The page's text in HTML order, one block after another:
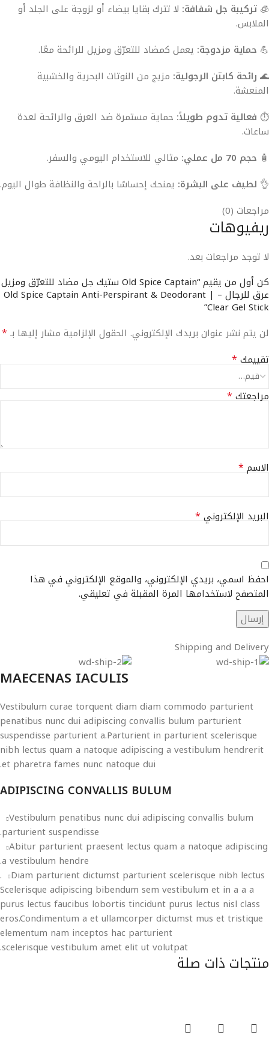
🧊 تركيبة جل شفافة: لا تترك بقايا بيضاء أو لزوجة على الجلد أو
الملابس.
💪 حماية مزدوجة: يعمل كمضاد للتعرّق ومزيل للرائحة معًا.
🌊 رائحة كابتن الرجولية: مزيج من النوتات البحرية والخشبية
المنعشة.
⏱️ فعالية تدوم طويلاً: حماية مستمرة ضد العرق والرائحة لعدة
ساعات.
🧴 حجم 70 مل عملي:
مثالي للاستخدام اليومي والسفر.
👌 لطيف على البشرة: يمنحك إحساسًا بالراحة والنظافة طوال اليوم.
مراجعات (0)
ريفيوهات
لا توجد مراجعات بعد.
كن أول من يقيم “Old Spice Captain ستيك جل مضاد للتعرّق ومزيل
عرق للرجال – | Old Spice Captain Anti-Perspirant & Deodorant
Clear Gel Stick”
لن يتم نشر عنوان بريدك الإلكتروني. الحقول الإلزامية مشار إليها بـ *
تقييمك*
مراجعتك*
الاسم*
البريد الإلكتروني*
احفظ اسمي، بريدي الإلكتروني، والموقع الإلكتروني في هذا
المتصفح لاستخدامها المرة المقبلة في تعليقي.
Shipping and Delivery
MAECENAS IACULIS
Vestibulum curae torquent diam diam commodo parturient
penatibus nunc dui adipiscing convallis bulum parturient
suspendisse parturient a.Parturient in parturient scelerisque
nibh lectus quam a natoque adipiscing a vestibulum hendrerit
et pharetra fames nunc natoque dui.
ADIPISCING CONVALLIS BULUM
Vestibulum penatibus nunc dui adipiscing convallis bulum
parturient suspendisse.
Abitur parturient praesent lectus quam a natoque adipiscing
a vestibulum hendre.
Diam parturient dictumst parturient scelerisque nibh lectus.
Scelerisque adipiscing bibendum sem vestibulum et in a a a
purus lectus faucibus lobortis tincidunt purus lectus nisl class
eros.Condimentum a et ullamcorper dictumst mus et tristique
elementum nam inceptos hac parturient
scelerisque vestibulum amet elit ut volutpat.
منتجات ذات صلة